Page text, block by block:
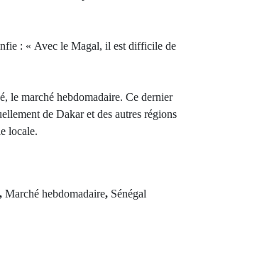
: « Avec le Magal, il est difficile de
le marché hebdomadaire. Ce dernier
de Dakar et des autres régions
locale.
, Marché hebdomadaire, Sénégal